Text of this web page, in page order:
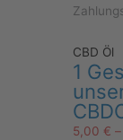
CBD Öl
1
5,00 € –